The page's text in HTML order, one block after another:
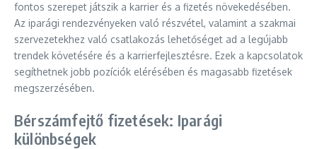
fontos szerepet játszik a karrier és a fizetés növekedésében.
Az iparági rendezvényeken való részvétel, valamint a szakmai
szervezetekhez való csatlakozás lehetőséget ad a legújabb
trendek követésére és a karrierfejlesztésre. Ezek a kapcsolatok
segíthetnek jobb pozíciók elérésében és magasabb fizetések
megszerzésében.
Bérszámfejtő fizetések: Iparági
különbségek